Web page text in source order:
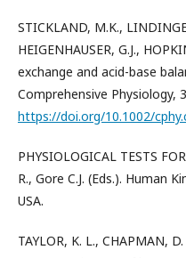
STICKLAND, M.K.,
HEIGENHAUSER, G.J.,
exchange and acid-base
Comprehensive Physiology,
https://doi.org/10.1002/
PHYSIOLOGICAL TESTS
R., Gore C.J. (Eds.). Human
USA.
TAYLOR, K. L., CHAPMAN,